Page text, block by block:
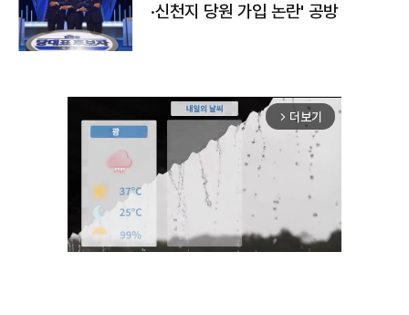
·신천지 당원 가입 논란' 공방
arrow_forward_ios 더보기